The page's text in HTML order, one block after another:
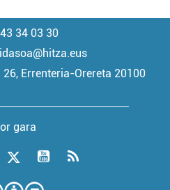
34 03 30
Errenteria-Orereta 20100
gara